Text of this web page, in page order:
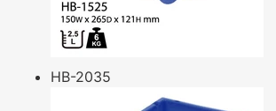
HB-2035